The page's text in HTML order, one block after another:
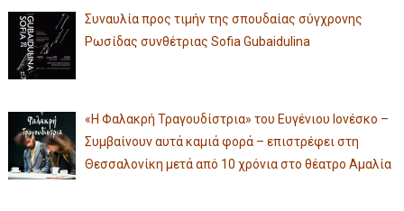
Συναυλία προς τιμήν της σπουδαίας σύγχρονης
Ρωσίδας συνθέτριας Sofia Gubaidulina
«Η Φαλακρή Τραγουδίστρια» του Ευγένιου Ιονέσκο –
Συμβαίνουν αυτά καμιά φορά – επιστρέφει στη
Θεσσαλονίκη μετά από 10 χρόνια στο θέατρο Αμαλία